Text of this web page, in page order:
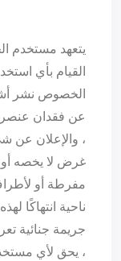
يتعهد مستخدم
القيام بأي
الخصوص نشر
عن فقدان
، والإعلان عن
غرض لا يخصه
مفرطة أو
ناحية انتهاكًا
جريمة جنائية
، يحق لأي